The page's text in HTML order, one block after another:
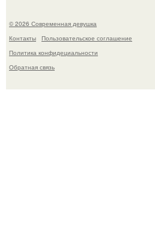
© 2026 Современная девушка
Контакты
Пользовательское соглашение
Политика конфидециальности
Обратная связь